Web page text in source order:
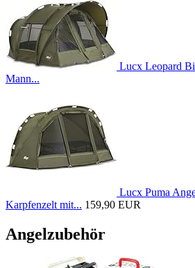
Lucx Leopard
Mann...
Lucx Puma
Karpfenzelt mit... 159,90 EUR
Angelzubehör